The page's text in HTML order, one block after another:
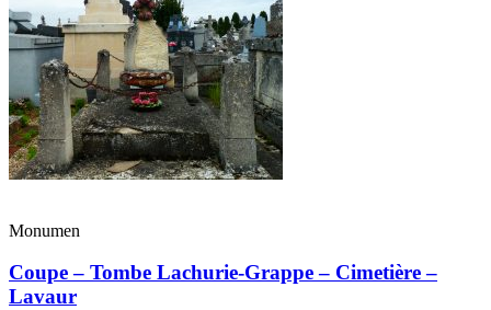
Monumen
Coupe – Tombe Lachurie-Grappe – Cimetière –
Lavaur